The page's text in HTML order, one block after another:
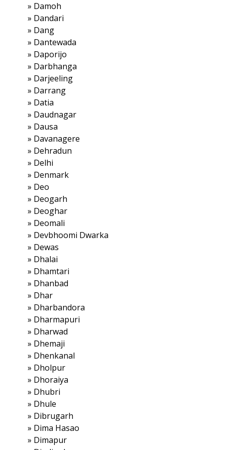
» Damoh
» Dandari
» Dang
» Dantewada
» Daporijo
» Darbhanga
» Darjeeling
» Darrang
» Datia
» Daudnagar
» Dausa
» Davanagere
» Dehradun
» Delhi
» Denmark
» Deo
» Deogarh
» Deoghar
» Deomali
» Devbhoomi Dwarka
» Dewas
» Dhalai
» Dhamtari
» Dhanbad
» Dhar
» Dharbandora
» Dharmapuri
» Dharwad
» Dhemaji
» Dhenkanal
» Dholpur
» Dhoraiya
» Dhubri
» Dhule
» Dibrugarh
» Dima Hasao
» Dimapur